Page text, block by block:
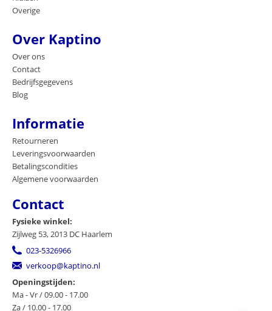
Overige
Over Kaptino
Over ons
Contact
Bedrijfsgegevens
Blog
Informatie
Retourneren
Leveringsvoorwaarden
Betalingscondities
Algemene voorwaarden
Contact
Fysieke winkel:
Zijlweg 53, 2013 DC Haarlem
023-5326966
verkoop@kaptino.nl
Openingstijden:
Ma - Vr / 09.00 - 17.00
Za / 10.00 - 17.00